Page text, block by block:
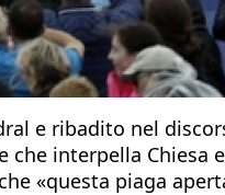
e ribadito nel
che interpella Chiesa
«questa piaga